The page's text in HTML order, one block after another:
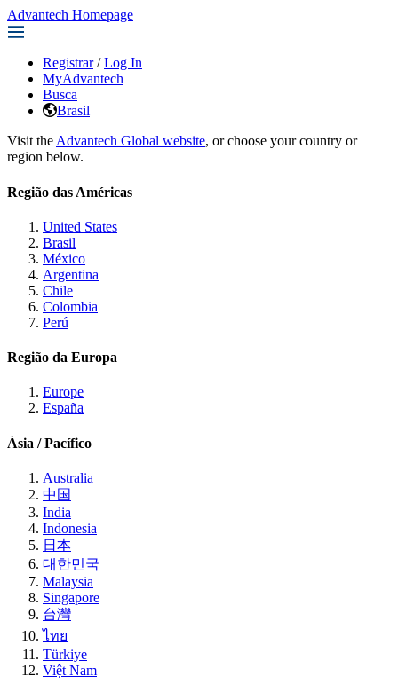
Advantech Homepage
Registrar / Log In
MyAdvantech
Busca
Brasil
Visit the Advantech Global website, or choose your country or
region below.
Região das Américas
United States
Brasil
México
Argentina
Chile
Colombia
Perú
Região da Europa
Europe
España
Ásia / Pacífico
Australia
中国
India
Indonesia
日本
대한민국
Malaysia
Singapore
台灣
ไทย
Türkiye
Việt Nam